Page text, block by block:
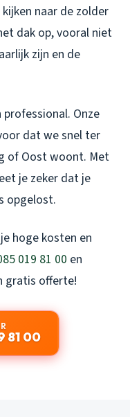
naar de zolder
dak op, vooral niet
zijn en de
Onze
dat we snel ter
of Oost woont. Met
je zeker dat je
opgelost.
hoge kosten en
019 81 00 en
gratis offerte!
81 00